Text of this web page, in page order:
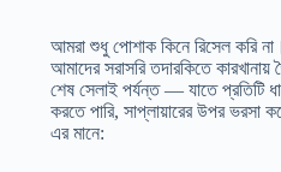
আমরা শুধু পোশাক কিনে রিসেল করি
আমাদের সরাসরি তদারকিতে
শেষ সেলাই পর্যন্ত — যাতে প্রতিটি
করতে পারি, সাপ্লায়ারের উপর ভরসা
এর মানে: